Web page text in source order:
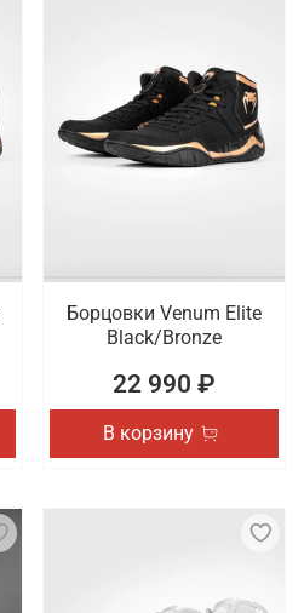
Борцовки Venum Elite
Black/Bronze
22 990 ₽
В корзину